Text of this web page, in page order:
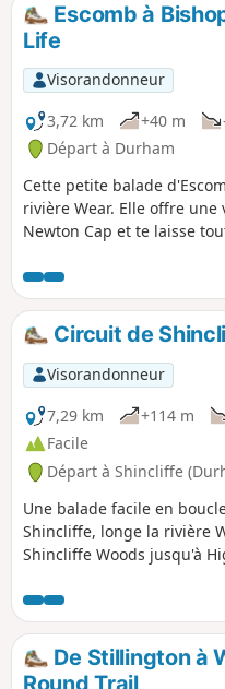
Escomb à
Life
Visorandonneur
3,72 km
+40 m
Départ à Durham
Cette petite balade
rivière Wear. Elle offre
Newton Cap et te laisse
Circuit de
Visorandonneur
7,29 km
+114 m
Facile
Départ à Shincliffe
Une balade facile en
Shincliffe, longe la rivière
Shincliffe Woods jusqu'à
De Stillington à
Round Trail